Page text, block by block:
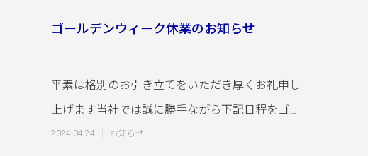
ゴールデンウィーク休業のお知らせ
平素は格別のお引き立てをいただき厚くお礼申し
上げます当社では誠に勝手ながら下記日程をゴー
ルデンウィーク休業とさせていただきます■ゴー
2024.04.24 お知らせ